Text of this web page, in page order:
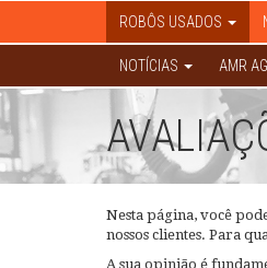
ROBÔS USADOS
NOTÍCIAS AMR
Nesta página, você
nossos clientes. Para
A sua opinião é